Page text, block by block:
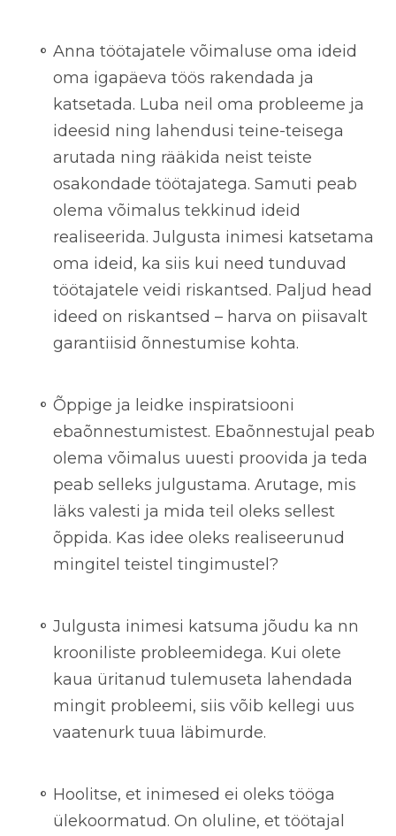
Anna töötajatele võimaluse oma ideid
oma igapäeva töös rakendada ja
katsetada. Luba neil oma probleeme ja
ideesid ning lahendusi teine-teisega
arutada ning rääkida neist teiste
osakondade töötajatega. Samuti peab
olema võimalus tekkinud ideid
realiseerida. Julgusta inimesi katsetama
oma ideid, ka siis kui need tunduvad
töötajatele veidi riskantsed. Paljud head
ideed on riskantsed – harva on piisavalt
garantiisid õnnestumise kohta.
Õppige ja leidke inspiratsiooni
ebaõnnestumistest. Ebaõnnestujal peab
olema võimalus uuesti proovida ja teda
peab selleks julgustama. Arutage, mis
läks valesti ja mida teil oleks sellest
õppida. Kas idee oleks realiseerunud
mingitel teistel tingimustel?
Julgusta inimesi katsuma jõudu ka nn
krooniliste probleemidega. Kui olete
kaua üritanud tulemuseta lahendada
mingit probleemi, siis võib kellegi uus
vaatenurk tuua läbimurde.
Hoolitse, et inimesed ei oleks tööga
ülekoormatud. On oluline, et töötajal